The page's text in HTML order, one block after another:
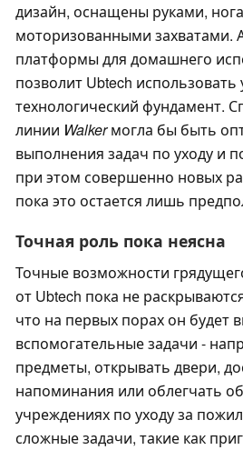
дизайн, оснащены руками,
моторизованными захватами.
платформы для домашнего
позволит Ubtech
технологический фундамент.
линии Walkerмогла бы быть
выполнения задач по уходу и
при этом совершенно новых
пока это остается лишь
Точная роль пока неясна
Точные возможности
от Ubtech пока не
что на первых порах он будет
вспомогательные задачи -
предметы, открывать двери,
напоминания или облегчать
учреждениях по уходу за
сложные задачи, такие как